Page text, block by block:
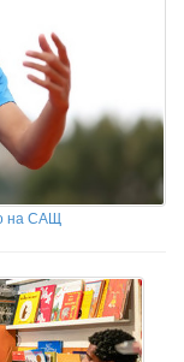
на САЩ